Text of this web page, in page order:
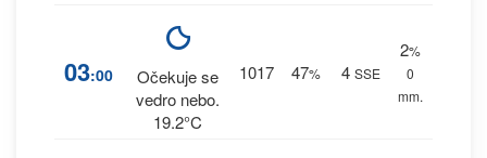
03:00
Očekuje se
vedro nebo.
19.2°C
1017 47% 4 SSE
2%
0
mm.